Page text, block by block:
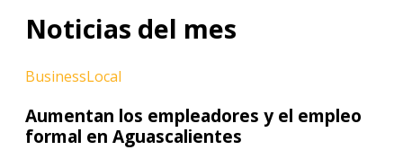
Noticias del mes
BusinessLocal
Aumentan los empleadores y el empleo
formal en Aguascalientes